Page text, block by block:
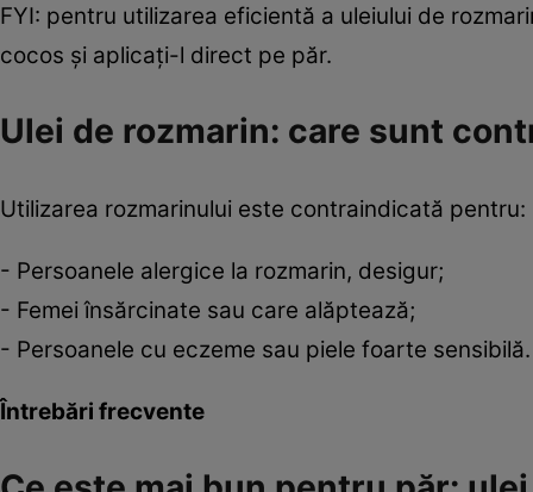
FYI: pentru utilizarea eficientă a uleiului de
cocos și aplicați-l direct pe păr.
Ulei de rozmarin: care sunt
Utilizarea rozmarinului este contraindicată pentru:
- Persoanele alergice la rozmarin, desigur;
- Femei însărcinate sau care alăptează;
- Persoanele cu eczeme sau piele foarte sensibilă.
Întrebări frecvente